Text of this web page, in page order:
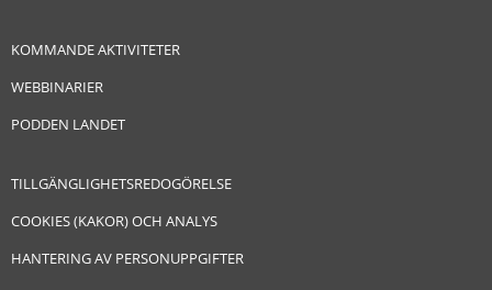
KOMMANDE AKTIVITETER
WEBBINARIER
PODDEN LANDET
TILLGÄNGLIGHETSREDOGÖRELSE
COOKIES (KAKOR) OCH ANALYS
HANTERING AV PERSONUPPGIFTER